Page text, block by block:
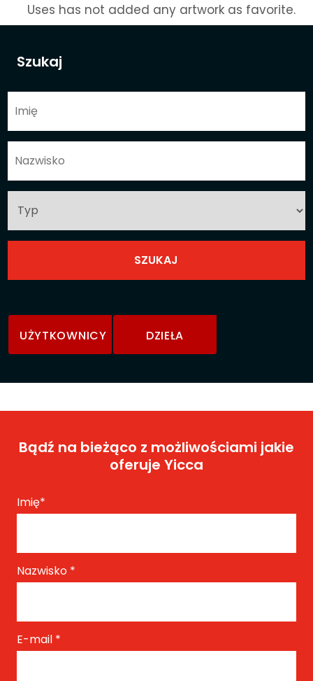
Szukaj
UŻYTKOWNICY DZIEŁA
Uses has not added any artwork as favorite.
Bądź na bieżąco z możliwościami jakie
oferuje Yicca
Imię*
Nazwisko *
E-mail *